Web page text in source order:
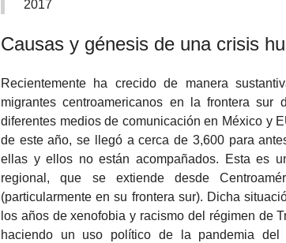
2017
Causas y génesis de una crisis
Recientemente ha crecido de manera
migrantes centroamericanos en la frontera
diferentes medios de comunicación en México y
de este año, se llegó a cerca de 3,600 para
ellas y ellos no están acompañados. Esta es
regional, que se extiende desde
(particularmente en su frontera sur). Dicha
los años de xenofobia y racismo del régimen de
haciendo un uso político de la pandemia